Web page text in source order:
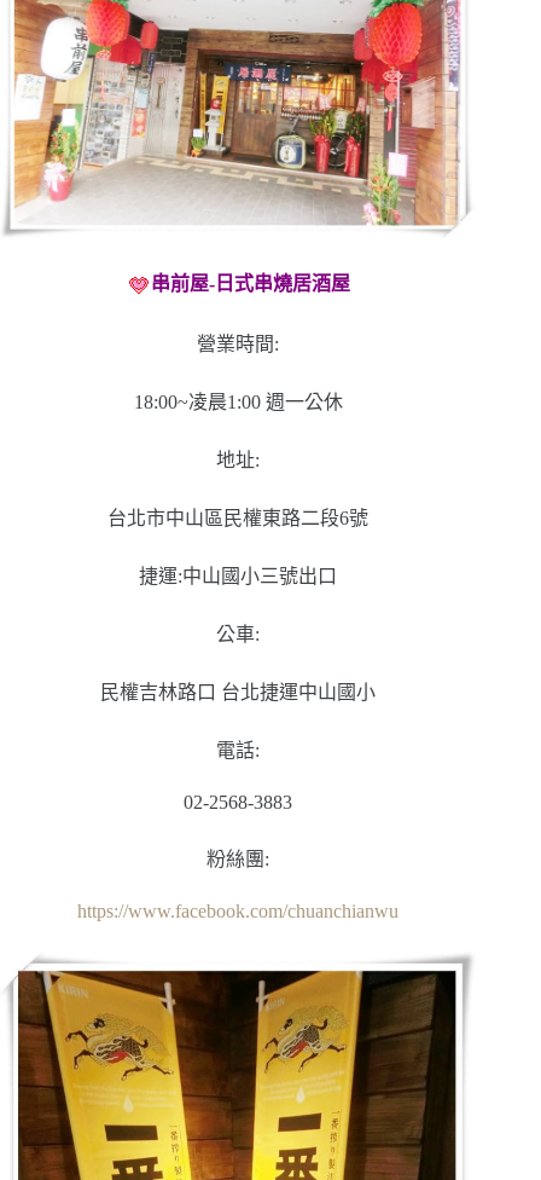
串前屋-日式串燒居酒屋
營業時間:
18:00~凌晨1:00 週一公休
地址:
台北市中山區民權東路二段6號
捷運:中山國小三號出口
公車:
民權吉林路口 台北捷運中山國小
電話:
02-2568-3883
粉絲團:
https://www.facebook.com/chuanchianwu